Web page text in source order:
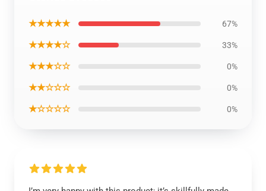
★★★★★ 67%
★★★★☆ 33%
★★★☆☆ 0%
★★☆☆☆ 0%
★☆☆☆☆ 0%